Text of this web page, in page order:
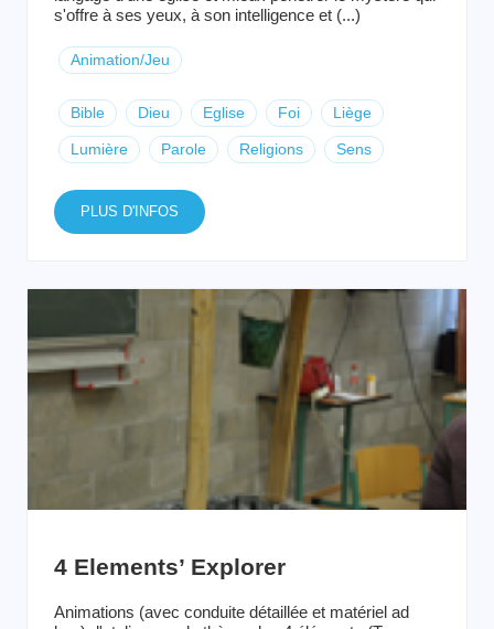
s'offre à ses yeux, à son intelligence et (...)
Animation/Jeu
Bible Dieu Eglise Foi Liège
Lumière Parole Religions Sens
PLUS D'INFOS
4 Elements’ Explorer
Animations (avec conduite détaillée et matériel ad